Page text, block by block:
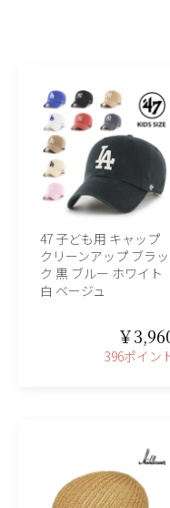
47 子ども用 キャップ
クリーンアップ ブラッ
ク 黒 ブルー ホワイト
白 ベージュ
￥
396ポイン